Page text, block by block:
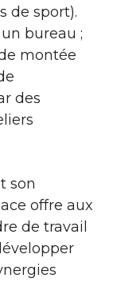
de sport).
bureau ;
montée
des
son
offre aux
de travail